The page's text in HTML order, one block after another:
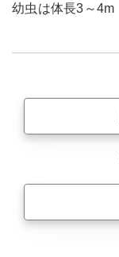
幼虫は体長3～4m